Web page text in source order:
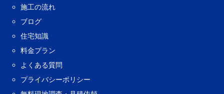
施工の流れ
ブログ
住宅知識
料金プラン
よくある質問
プライバシーポリシー